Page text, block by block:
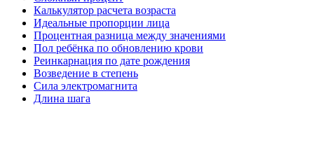
Калькулятор расчета возраста
Идеальные пропорции лица
Процентная разница между значениями
Пол ребёнка по обновлению крови
Реинкарнация по дате рождения
Возведение в степень
Сила электромагнита
Длина шага